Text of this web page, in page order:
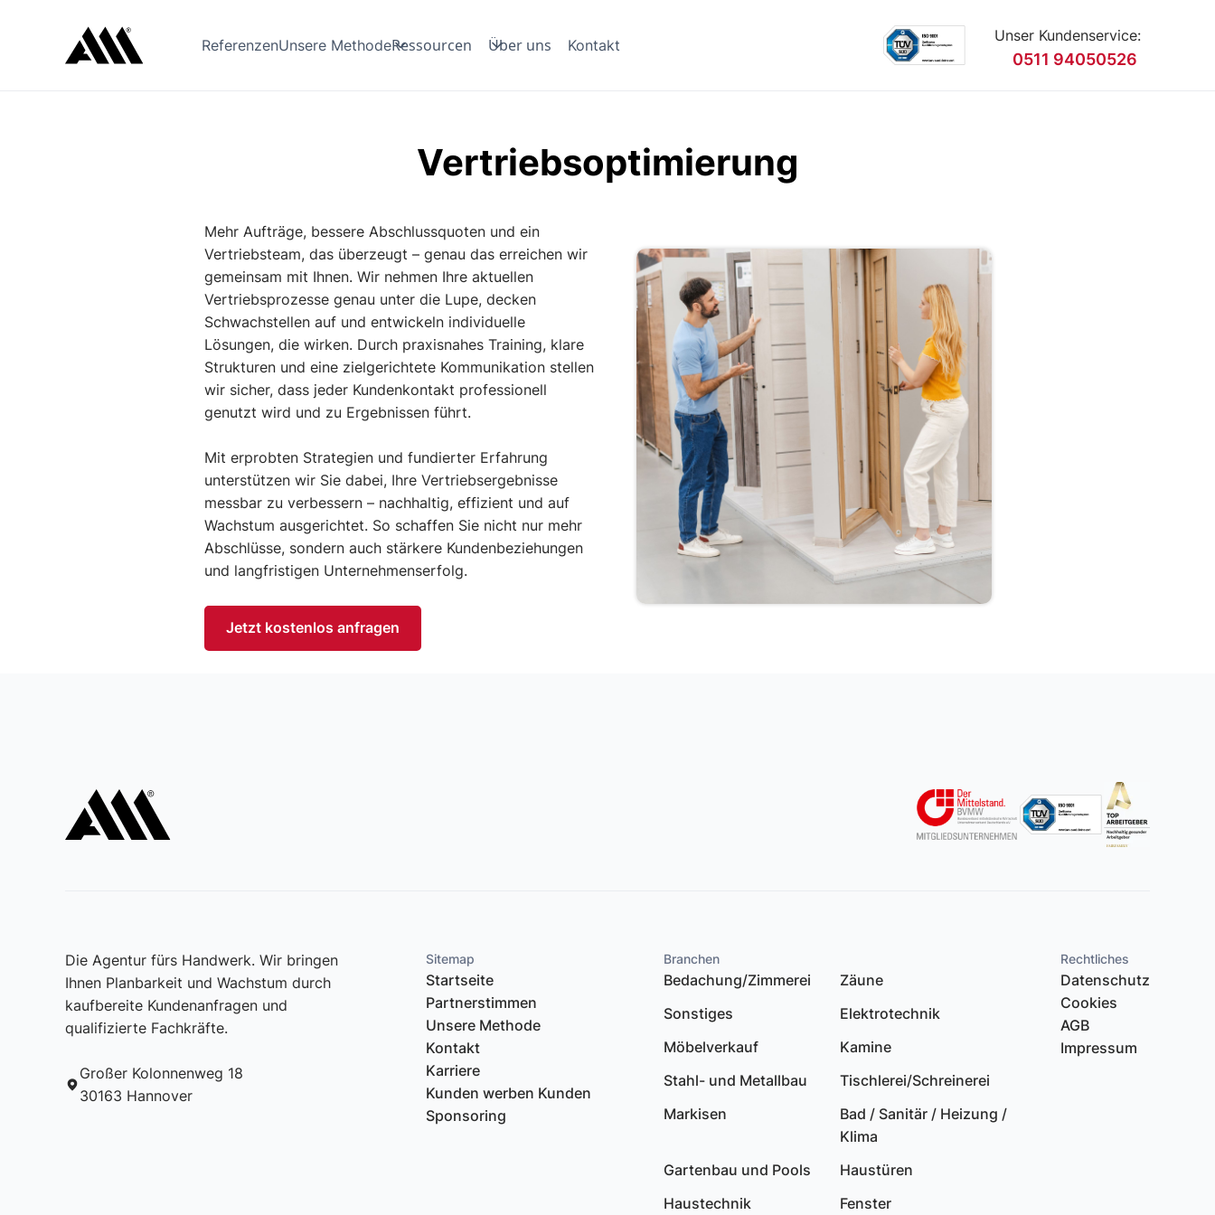
ReferenzenUnsere MethodeRessourcen Über uns Kontakt
Unser Kundenservice:
0511 94050526
Vertriebsoptimierung
Mehr Aufträge, bessere Abschlussquoten und ein
Vertriebsteam, das überzeugt – genau das erreichen wir
gemeinsam mit Ihnen. Wir nehmen Ihre aktuellen
Vertriebsprozesse genau unter die Lupe, decken
Schwachstellen auf und entwickeln individuelle
Lösungen, die wirken. Durch praxisnahes Training, klare
Strukturen und eine zielgerichtete Kommunikation stellen
wir sicher, dass jeder Kundenkontakt professionell
genutzt wird und zu Ergebnissen führt.
Mit erprobten Strategien und fundierter Erfahrung
unterstützen wir Sie dabei, Ihre Vertriebsergebnisse
messbar zu verbessern – nachhaltig, effizient und auf
Wachstum ausgerichtet. So schaffen Sie nicht nur mehr
Abschlüsse, sondern auch stärkere Kundenbeziehungen
und langfristigen Unternehmenserfolg.
Jetzt kostenlos anfragen
Die Agentur fürs Handwerk. Wir bringen
Ihnen Planbarkeit und Wachstum durch
kaufbereite Kundenanfragen und
qualifizierte Fachkräfte.
Großer Kolonnenweg 18
30163 Hannover
Sitemap
Startseite
Partnerstimmen
Unsere Methode
Kontakt
Karriere
Kunden werben Kunden
Sponsoring
Branchen
Bedachung/Zimmerei
Zäune
Sonstiges
Elektrotechnik
Möbelverkauf
Kamine
Stahl- und Metallbau
Tischlerei/Schreinerei
Markisen
Bad / Sanitär / Heizung /
Klima
Gartenbau und Pools
Haustüren
Haustechnik
Fenster
Rechtliches
Datenschutz
Cookies
AGB
Impressum